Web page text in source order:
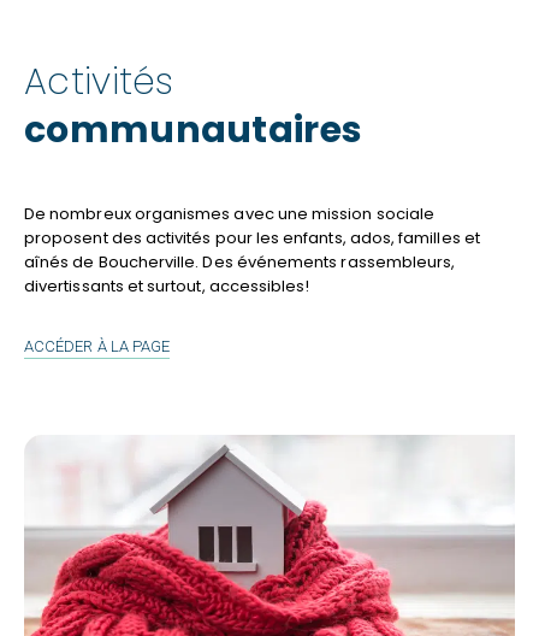
Activités
communautaires
De nombreux organismes avec une mission sociale
proposent des activités pour les enfants, ados, familles et
aînés de Boucherville. Des événements rassembleurs,
divertissants et surtout, accessibles!
ACCÉDER À LA PAGEACTIVITÉS